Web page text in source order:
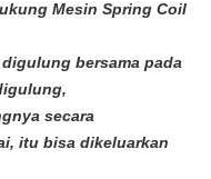
Mesin Spring Coil
bersama pada
secara
itu bisa dikeluarkan